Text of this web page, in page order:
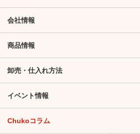
会社情報
商品情報
卸売・仕入れ方法
イベント情報
Chukoコラム